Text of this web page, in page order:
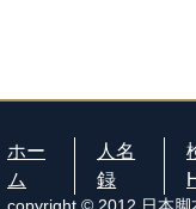
ホー
ム
人名
録